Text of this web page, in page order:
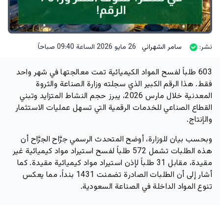
نشر: سامر الشهراني 26 مايو 2026 الساعة 09:40 صباحاً
603 طلباً لفسح المواد الكيميائية تمت معالجتها في شهر واحد
فقط. هذا الرقم الكبير الذي سجلته وزارة الصناعة والثروة
المعدنية خلال مارس 2026، يبرز حجم النشاط المتزايد وتبني
القطاع الصناعي للخدمات الرقمية التي تسهل عمليات الاستثمار
والإنتاج.
وبحسب بيان للوزارة، أوضح المتحدث الرسمي جرَّاح الجرَّاح أن
هذه الطلبات تشمل
572 طلباً لفسح استيراد مواد كيميائية غير
مقيدة، مقابل 31 طلباً لإذن استيراد مواد كيميائية مقيدة
. كما
أشار إلى أن الطلبات الصادرة تضمنت 1431 بنداً
، مما يعكس
تنوع المواد الداخلة في الصناعة السعودية.